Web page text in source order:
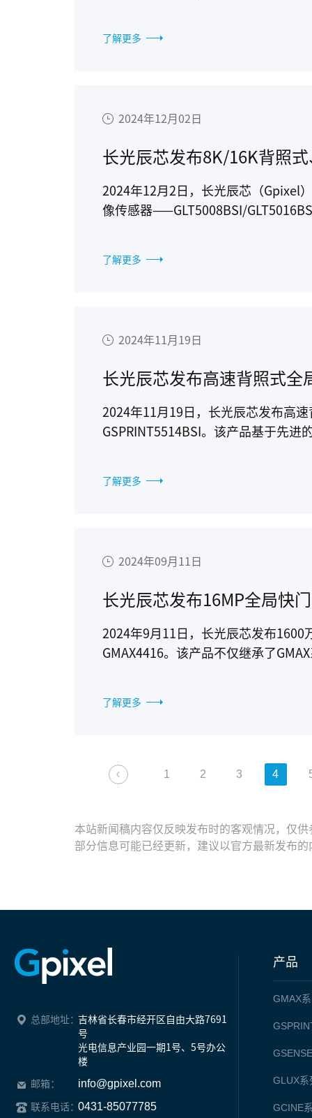
了解更多
2024年12月02日
长光辰芯发布8K/16K背照
2024年12月2日，长光辰芯（Gpixel
像传感器——GLT5008BSI/
了解更多
2024年11月19日
2024年11月19日，长光辰芯发布高
GSPRINT5514BSI。该产品基于先进
了解更多
2024年09月11日
长光辰芯发布16MP全局快
2024年9月11日，长光辰芯发布
GMAX4416。该产品不仅继承了
了解更多
1 2 3 4
本站新闻稿内容仅反映发布时的客观情况，仅供
部分信息可能已经更新，建议以官方最新发布的
总部地址：吉林省长春市经开区自由大路7691
号
光电信息产业园一期1号、5号办公
楼
邮箱： info@gpixel.com
联系电话：0431-85077785
产品
GMAX
GLUX系
GCINE